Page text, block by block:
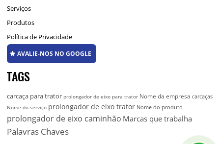
Serviços
Produtos
Política de Privacidade
AVALIE-NOS NO GOOGLE
TAGS
carcaça para trator prolongador de eixo para trator Nome da empresa carcaças
Nome do serviço prolongador de eixo trator Nome do produto
prolongador de eixo caminhão Marcas que trabalha
Palavras Chaves